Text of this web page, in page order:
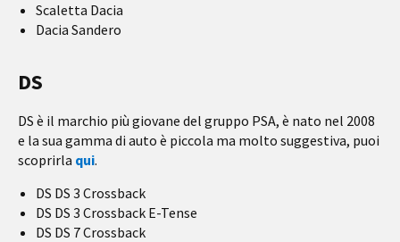
Scaletta Dacia
Dacia Sandero
DS
DS è il marchio più giovane del gruppo PSA, è nato nel 2008
e la sua gamma di auto è piccola ma molto suggestiva, puoi
scoprirla qui.
DS DS 3 Crossback
DS DS 3 Crossback E-Tense
DS DS 7 Crossback